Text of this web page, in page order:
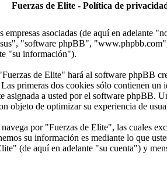
Fuerzas de Elite - Política de
asociadas (de aquí en adelante
"software phpBB",
"su información").
de Elite" hará al software phpBB
primeras dos cookies sólo contienen
a usted por el software phpBB.
objeto de optimizar su experiencia de
por "Fuerzas de Elite", las cuales
su información es mediante lo que
(de aquí en adelante "su cuenta") y